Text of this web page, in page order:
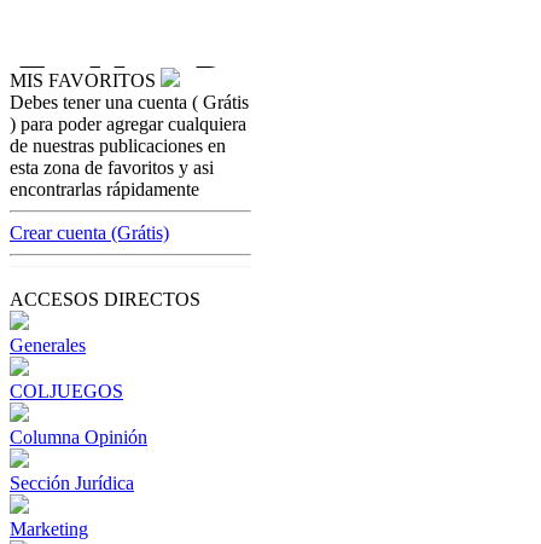
poker-news
Poker operators affected owing Gambling
advertising restriction
[ Cerrar X ]
Advertisement
MIS FAVORITOS
Debes tener una cuenta ( Grátis
) para poder agregar cualquiera
de nuestras publicaciones en
esta zona de favoritos y asi
encontrarlas rápidamente
Crear cuenta (Grátis)
ACCESOS DIRECTOS
Generales
COLJUEGOS
Columna Opinión
Sección Jurídica
Marketing